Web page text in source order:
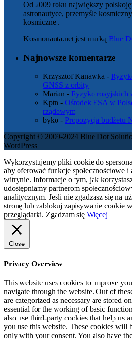
Od 2009 roku największy
astronautyce, przemyśle
kosmicznej.
Kosmonauta.net jest marką Blue
Najnowsze komentarze
Krzysztof Kanawka -
GNSS z orbity
Marian - Ryzyko rosyjskich
Kptn - Ośrodek ESA w
rządowym
byko - Propozycja budżetu
Copyright © 2009-2024 Blue Dot
WordPress.
Wykorzystujemy pliki cookie do
aby oferować funkcje społecznościowe i
witrynie. Informacje o tym, jak
udostępniamy partnerom
analitycznym. Jeśli nie zgadzasz się na
stronę lub zablokuj zapisywanie cookie
przeglądarki. Zgadzam się Więcej
Close
Privacy Overview
This website uses cookies to improve
navigate through the website. Out of
are categorized as necessary are stored
essential for the working of basic
also use third-party cookies that help us
you use this website. These cookies will
only with your consent. You also have